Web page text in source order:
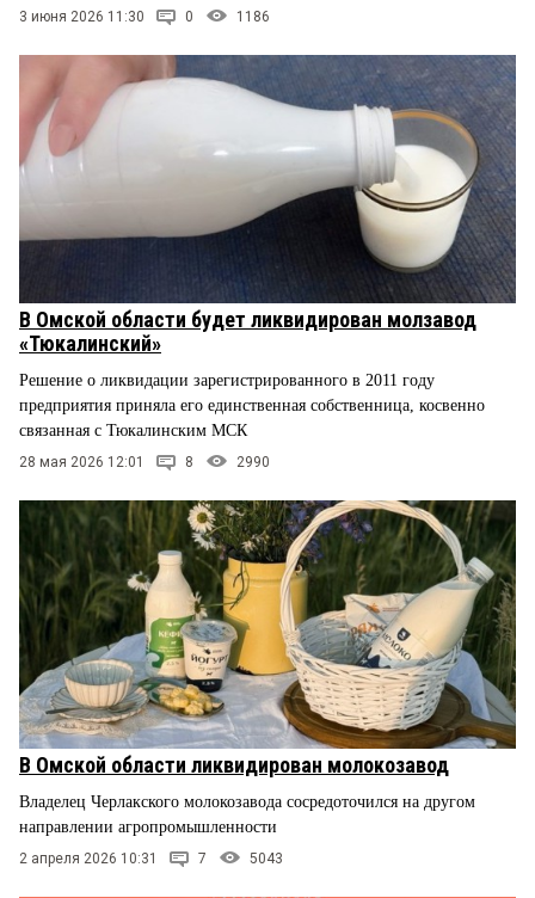
3 июня 2026 11:30 0 1186
В Омской области будет ликвидирован молзавод
«Тюкалинский»
Решение о ликвидации зарегистрированного в 2011 году
предприятия приняла его единственная собственница, косвенно
связанная с Тюкалинским МСК
28 мая 2026 12:01 8 2990
В Омской области ликвидирован молокозавод
Владелец Черлакского молокозавода сосредоточился на другом
направлении агропромышленности
2 апреля 2026 10:31 7 5043